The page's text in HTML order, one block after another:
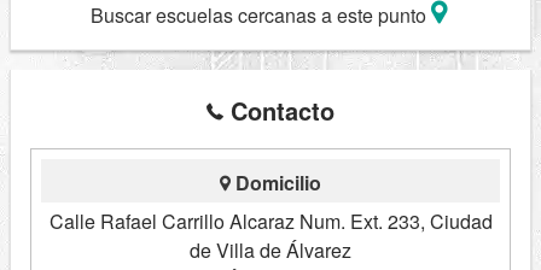
Buscar escuelas cercanas a este punto
Contacto
Domicilio
Calle Rafael Carrillo Alcaraz Num. Ext. 233, Ciudad
de Villa de Álvarez